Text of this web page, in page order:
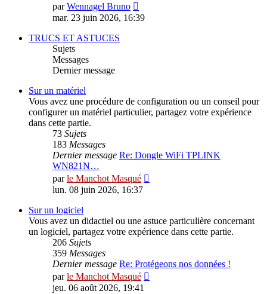
parWennagel Bruno
le
mar. 23 juin 2026, 16:39
TRUCS ET ASTUCES
Sujets
Messages
Dernier message
Sur un matériel
Vous avez une procédure de configuration ou un conseil pour
configurer un matériel particulier, partagez votre expérience
dans cette partie.
73 Sujets
183 Messages
Dernier message Re: Dongle WiFi TPLINK
WN821N…
parle Manchot Masqué
lun. 08 juin 2026, 16:37
Sur un logiciel
Vous avez un didactiel ou une astuce particulière concernant
un logiciel, partagez votre expérience dans cette partie.
206 Sujets
359 Messages
Dernier message Re: Protégeons nos données !
parle Manchot Masqué
jeu. 06 août 2026, 19:41